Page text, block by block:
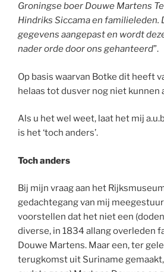
Groningse boer Douwe Martens
Hindriks Siccama en familieleden.
gegevens aangepast en wordt
nader orde door ons gehanteerd”.
Op basis waarvan Botke dit heeft
helaas tot dusver nog niet kunnen
Als u het wel weet, laat het mij
is het ‘toch anders’.
Toch anders
Bij mijn vraag aan het
gedachtegang van mij
voorstellen dat het niet een
diverse, in 1834 allang overleden
Douwe Martens. Maar een, ter
terugkomst uit Suriname